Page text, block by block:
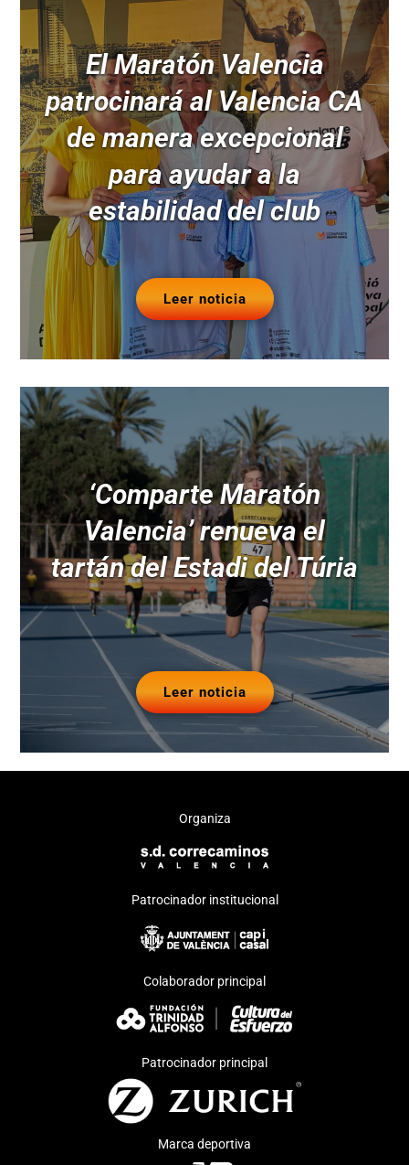
El Maratón Valencia
patrocinará al Valencia CA
de manera excepcional
para ayudar a la
estabilidad del club
Leer noticia
‘Comparte Maratón
Valencia’ renueva el
tartán del Estadi del Túria
Leer noticia
Organiza
Patrocinador institucional
Colaborador principal
Patrocinador principal
Marca deportiva